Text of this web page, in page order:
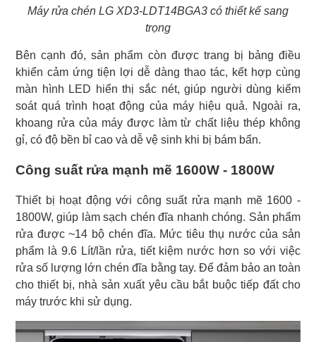
Máy rửa chén LG XD3-LDT14BGA3 có thiết kế sang
trọng
Bên cạnh đó, sản phẩm còn được trang bị bảng điều
khiển cảm ứng tiện lợi dễ dàng thao tác, kết hợp cùng
màn hình LED hiển thị sắc nét, giúp người dùng kiểm
soát quá trình hoạt động của máy hiệu quả. Ngoài ra,
khoang rửa của máy được làm từ chất liệu thép không
gỉ, có độ bền bỉ cao và dễ vệ sinh khi bị bám bẩn.
Công suất rửa mạnh mẽ 1600W - 1800W
Thiết bị hoạt động với công suất rửa mạnh mẽ 1600 -
1800W, giúp làm sạch chén đĩa nhanh chóng. Sản phẩm
rửa được ~14 bộ chén đĩa. Mức tiêu thụ nước của sản
phẩm là 9.6 Lít/lần rửa, tiết kiệm nước hơn so với việc
rửa số lượng lớn chén đĩa bằng tay. Để đảm bảo an toàn
cho thiết bị, nhà sản xuất yêu cầu bắt buộc tiếp đất cho
máy trước khi sử dụng.